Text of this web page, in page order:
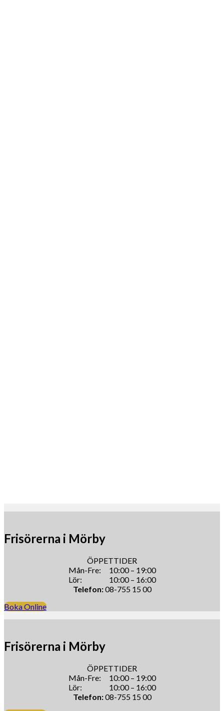
Frisörerna i Mörby
ÖPPETTIDER
Mån-Fre: 10:00 – 19:00
Lör: 10:00 – 16:00
Telefon:08-755 15 00
Boka Online
Frisörerna i Mörby
ÖPPETTIDER
Mån-Fre: 10:00 – 19:00
Lör: 10:00 – 16:00
Telefon:08-755 15 00